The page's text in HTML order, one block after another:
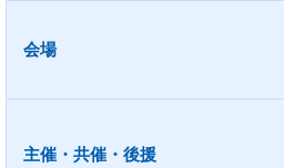
会場
主催・共催・後援